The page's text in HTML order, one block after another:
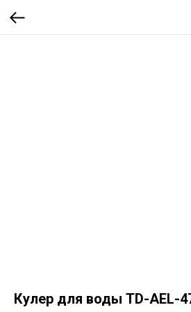
Кулер для воды TD-AEL-